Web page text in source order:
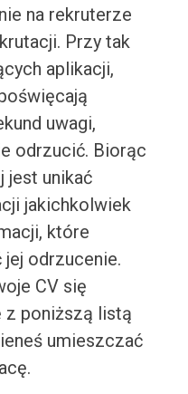
na rekruterze
Przy tak
aplikacji,
uwagi,
odrzucić. Biorąc
jest unikać
jakichkolwiek
które
jej odrzucenie.
CV się
z poniższą listą
umieszczać